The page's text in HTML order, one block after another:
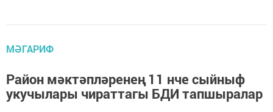
МӘГАРИФ
Район мәктәпләренең 11 нче сыйныф
укучылары чираттагы БДИ тапшыралар